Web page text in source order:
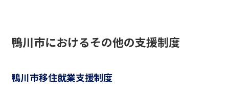
鴨川市におけるその他の支援制度
鴨川市移住就業支援制度